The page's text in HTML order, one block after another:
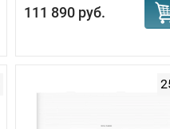
111 890 руб.